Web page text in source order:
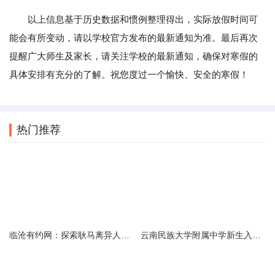
以上信息基于历史数据和惯例整理得出，实际放假时间可
能会有所变动，请以学校官方发布的最新通知为准。最后再次
提醒广大师生及家长，请关注学校的最新通知，确保对寒假的
具体安排有充分的了解。祝您度过一个愉快、安全的寒假！
热门推荐